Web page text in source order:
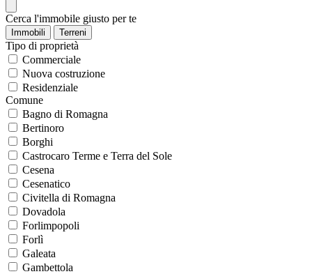
Cerca l'immobile giusto per te
Immobili Terreni
Tipo di proprietà
Commerciale
Nuova costruzione
Residenziale
Comune
Bagno di Romagna
Bertinoro
Borghi
Castrocaro Terme e Terra del Sole
Cesena
Cesenatico
Civitella di Romagna
Dovadola
Forlimpopoli
Forlì
Galeata
Gambettola